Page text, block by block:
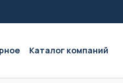
Каталог компаний